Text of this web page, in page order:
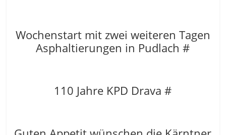
Wochenstart mit zwei weiteren Tagen
Asphaltierungen in Pudlach #
110 Jahre KPD Drava #